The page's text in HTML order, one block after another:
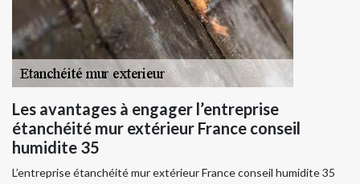
Les avantages à engager l’entreprise
étanchéité mur extérieur France conseil
humidite 35
L’entreprise étanchéité mur extérieur France conseil humidite 35